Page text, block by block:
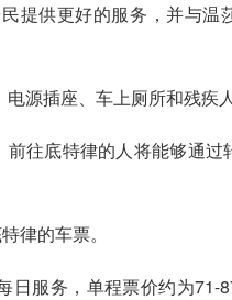
提供更好的服务，并与温
源插座、车上厕所和残疾人
往底特律的人将能够通过
律的车票。
日服务，单程票价约为71-